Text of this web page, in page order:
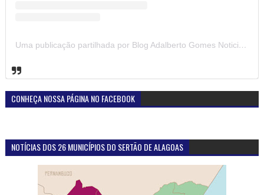
Uma publicação partilhada por Blog Adalberto Gomes Noticias (@blogadalbertogomesnoticiass)
CONHEÇA NOSSA PÁGINA NO FACEBOOK
NOTÍCIAS DOS 26 MUNICÍPIOS DO SERTÃO DE ALAGOAS